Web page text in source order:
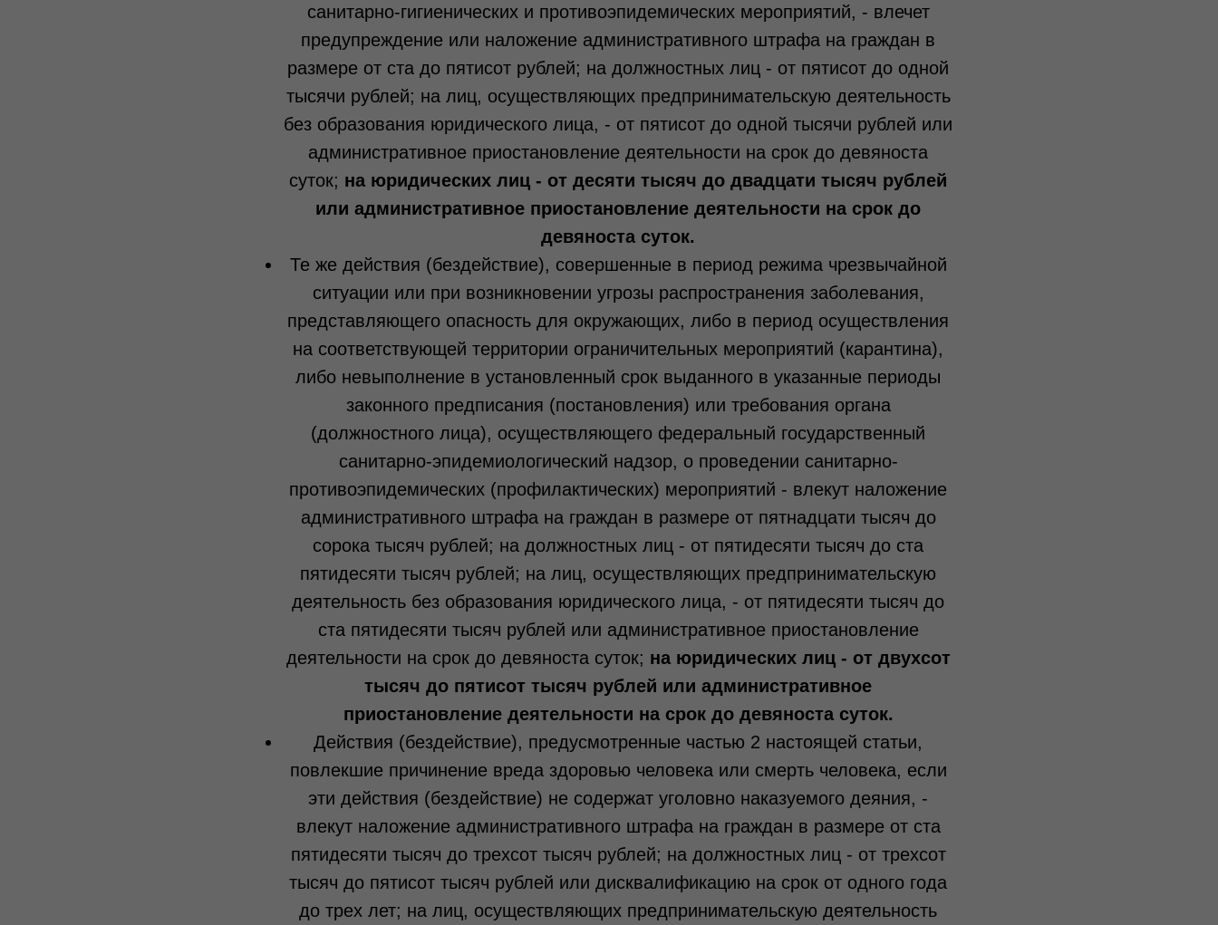
санитарно-гигиенических и противоэпидемических мероприятий, - влечет
предупреждение или наложение административного штрафа на граждан в
размере от ста до пятисот рублей; на должностных лиц - от пятисот до одной
тысячи рублей; на лиц, осуществляющих предпринимательскую деятельность
без образования юридического лица, - от пятисот до одной тысячи рублей или
административное приостановление деятельности на срок до девяноста
суток; на юридических лиц - от десяти тысяч до двадцати тысяч рублей
или административное приостановление деятельности на срок до
девяноста суток.
Те же действия (бездействие), совершенные в период режима чрезвычайной
ситуации или при возникновении угрозы распространения заболевания,
представляющего опасность для окружающих, либо в период осуществления
на соответствующей территории ограничительных мероприятий (карантина),
либо невыполнение в установленный срок выданного в указанные периоды
законного предписания (постановления) или требования органа
(должностного лица), осуществляющего федеральный государственный
санитарно-эпидемиологический надзор, о проведении санитарно-
противоэпидемических (профилактических) мероприятий - влекут наложение
административного штрафа на граждан в размере от пятнадцати тысяч до
сорока тысяч рублей; на должностных лиц - от пятидесяти тысяч до ста
пятидесяти тысяч рублей; на лиц, осуществляющих предпринимательскую
деятельность без образования юридического лица, - от пятидесяти тысяч до
ста пятидесяти тысяч рублей или административное приостановление
деятельности на срок до девяноста суток; на юридических лиц - от двухсот
тысяч до пятисот тысяч рублей или административное
приостановление деятельности на срок до девяноста суток.
Действия (бездействие), предусмотренные частью 2 настоящей статьи,
повлекшие причинение вреда здоровью человека или смерть человека, если
эти действия (бездействие) не содержат уголовно наказуемого деяния, -
влекут наложение административного штрафа на граждан в размере от ста
пятидесяти тысяч до трехсот тысяч рублей; на должностных лиц - от трехсот
тысяч до пятисот тысяч рублей или дисквалификацию на срок от одного года
до трех лет; на лиц, осуществляющих предпринимательскую деятельность